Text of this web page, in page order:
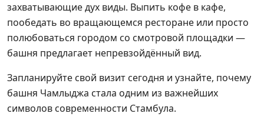
захватывающие дух виды. Выпить кофе в кафе,
пообедать во вращающемся ресторане или просто
полюбоваться городом со смотровой площадки —
башня предлагает непревзойдённый вид.
Запланируйте свой визит сегодня и узнайте, почему
башня Чамлыджа стала одним из важнейших
символов современности Стамбула.